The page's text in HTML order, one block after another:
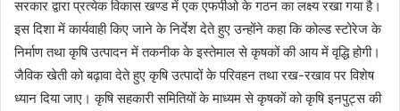
सरकार द्वारा प्रत्येक विकास खण्ड में एक एफपीओ के गठन का लक्ष्य रखा गया है।
इस दिशा में कार्यवाही किए जाने के निर्देश देते हुए उन्होंने कहा कि कोल्ड स्टोरेज के
निर्माण तथा कृषि उत्पादन में तकनीक के इस्तेमाल से कृषकों की आय में वृद्धि होगी।
जैविक खेती को बढ़ावा देते हुए कृषि उत्पादों के परिवहन तथा रख-रखाव पर विशेष
ध्यान दिया जाए। कृषि सहकारी समितियों के माध्यम से कृषकों को कृषि इनपुट्स की